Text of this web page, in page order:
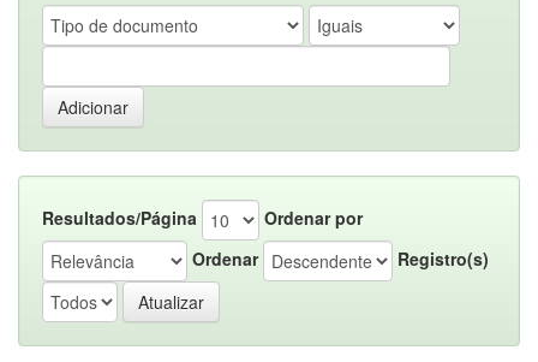
Resultados/Página
Ordenar por
Ordenar
Registro(s)